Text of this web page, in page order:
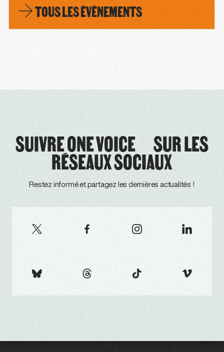
TOUS LES ÉVÈNEMENTS
SUIVRE ONE VOICE SUR LES
RÉSEAUX SOCIAUX
Restez informé et partagez les dernières actualités !